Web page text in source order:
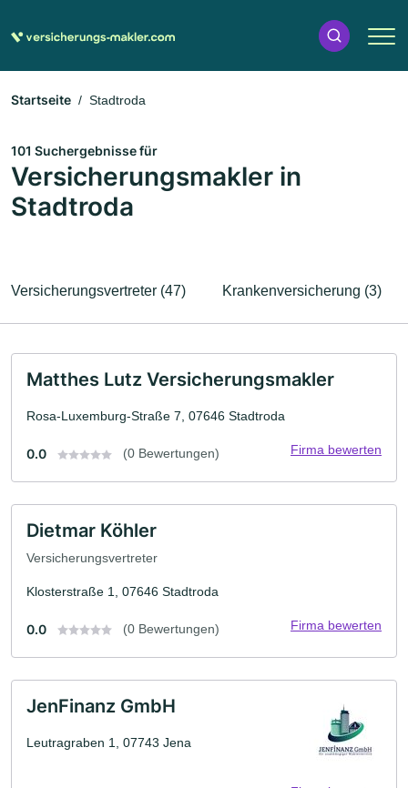
Startseite Stadtroda
101 Suchergebnisse für
Versicherungsmakler in
Stadtroda
Versicherungsvertreter (47) Krankenversicherung (3)
Matthes Lutz Versicherungsmakler
Rosa-Luxemburg-Straße 7, 07646 Stadtroda
0.0 (0 Bewertungen) Firma bewerten
Dietmar Köhler
Versicherungsvertreter
Klosterstraße 1, 07646 Stadtroda
0.0 (0 Bewertungen) Firma bewerten
JenFinanz GmbH
Leutragraben 1, 07743 Jena